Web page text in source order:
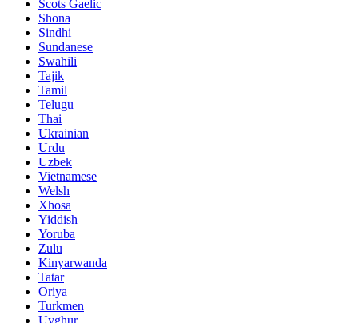
Scots Gaelic
Shona
Sindhi
Sundanese
Swahili
Tajik
Tamil
Telugu
Thai
Ukrainian
Urdu
Uzbek
Vietnamese
Welsh
Xhosa
Yiddish
Yoruba
Zulu
Kinyarwanda
Tatar
Oriya
Turkmen
Uyghur